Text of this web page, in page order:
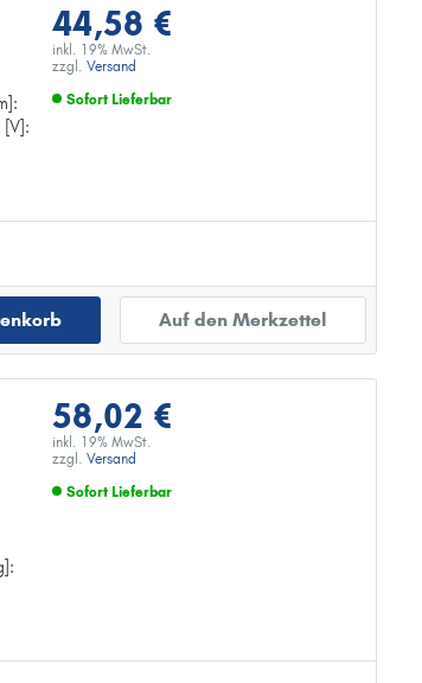
44,58 €
inkl. 19% MwSt.
zzgl. Versand
Sofort Lieferbar
[V]:
Auf den Merkzettel
58,02 €
inkl. 19% MwSt.
zzgl. Versand
Sofort Lieferbar